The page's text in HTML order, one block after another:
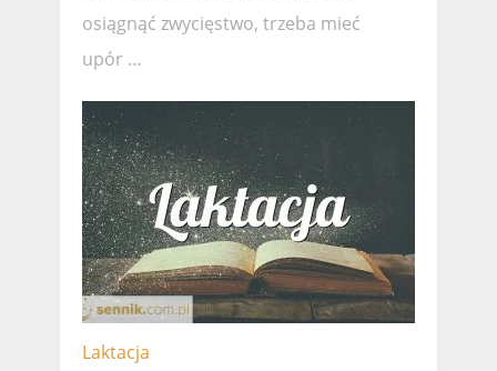
osiągnąć zwycięstwo, trzeba mieć
upór …
Laktacja